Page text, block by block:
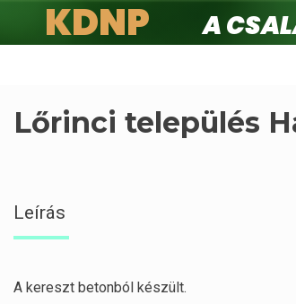
KDNP
A családokért.
Lőrinci település
Leírás
A kereszt betonból készült.